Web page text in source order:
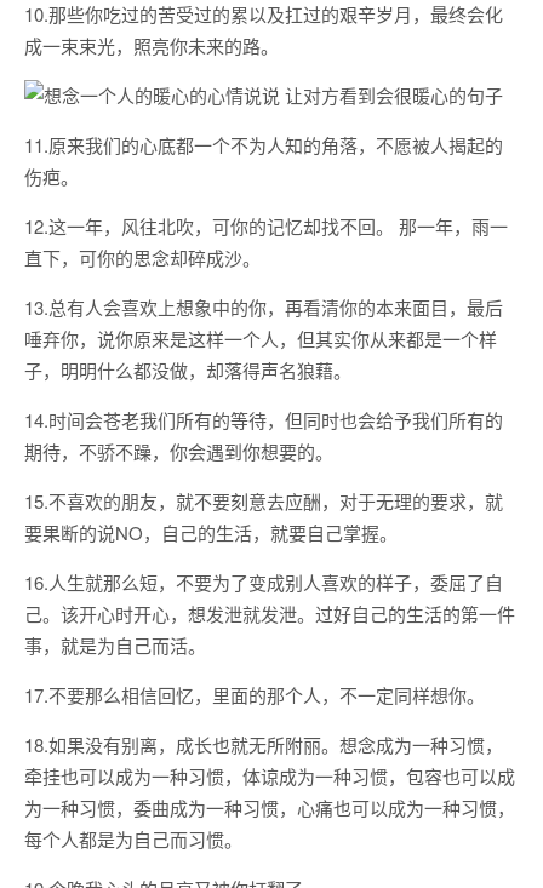
10.那些你吃过的苦受过的累以及扛过的艰辛岁月，最终会化
成一束束光，照亮你未来的路。
11.原来我们的心底都一个不为人知的角落，不愿被人揭起的
伤疤。
12.这一年，风往北吹，可你的记忆却找不回。 那一年，雨一
直下，可你的思念却碎成沙。
13.总有人会喜欢上想象中的你，再看清你的本来面目，最后
唾弃你，说你原来是这样一个人，但其实你从来都是一个样
子，明明什么都没做，却落得声名狼藉。
14.时间会苍老我们所有的等待，但同时也会给予我们所有的
期待，不骄不躁，你会遇到你想要的。
15.不喜欢的朋友，就不要刻意去应酬，对于无理的要求，就
要果断的说NO，自己的生活，就要自己掌握。
16.人生就那么短，不要为了变成别人喜欢的样子，委屈了自
己。该开心时开心，想发泄就发泄。过好自己的生活的第一件
事，就是为自己而活。
17.不要那么相信回忆，里面的那个人，不一定同样想你。
18.如果没有别离，成长也就无所附丽。想念成为一种习惯，
牵挂也可以成为一种习惯，体谅成为一种习惯，包容也可以成
为一种习惯，委曲成为一种习惯，心痛也可以成为一种习惯，
每个人都是为自己而习惯。